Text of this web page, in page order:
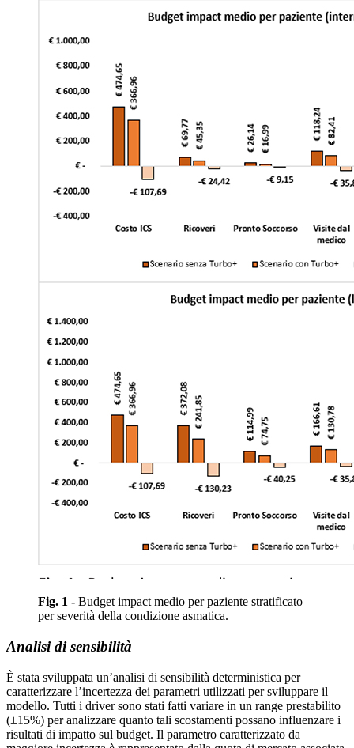
Fig. 1 - Budget impact medio per paziente stratificato
per severità della condizione asmatica.
Analisi di sensibilità
È stata sviluppata un’analisi di sensibilità deterministica per
caratterizzare l’incertezza dei parametri utilizzati per sviluppare il
modello. Tutti i driver sono stati fatti variare in un range prestabilito
(±15%) per analizzare quanto tali scostamenti possano influenzare i
risultati di impatto sul budget. Il parametro caratterizzato da